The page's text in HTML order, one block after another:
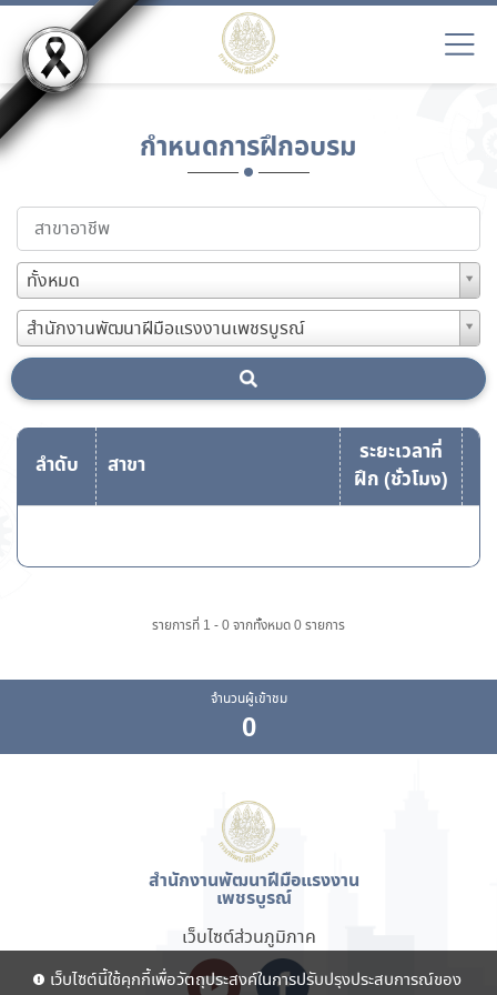
กำหนดการฝึกอบรม
ทั้งหมด
สำนักงานพัฒนาฝีมือแรงงานเพชรบูรณ์
ลำดับ สาขา
ระยะเวลาที่
ฝึก (ชั่วโมง)
รายการที่ 1 - 0 จากทั้งหมด 0 รายการ
จำนวนผู้เข้าชม
0
สำนักงานพัฒนาฝีมือแรงงาน
เพชรบูรณ์
เว็บไซต์ส่วนภูมิภาค
เว็บไซต์นี้ใช้คุกกี้เพื่อวัตถุประสงค์ในการปรับปรุงประสบการณ์ของ